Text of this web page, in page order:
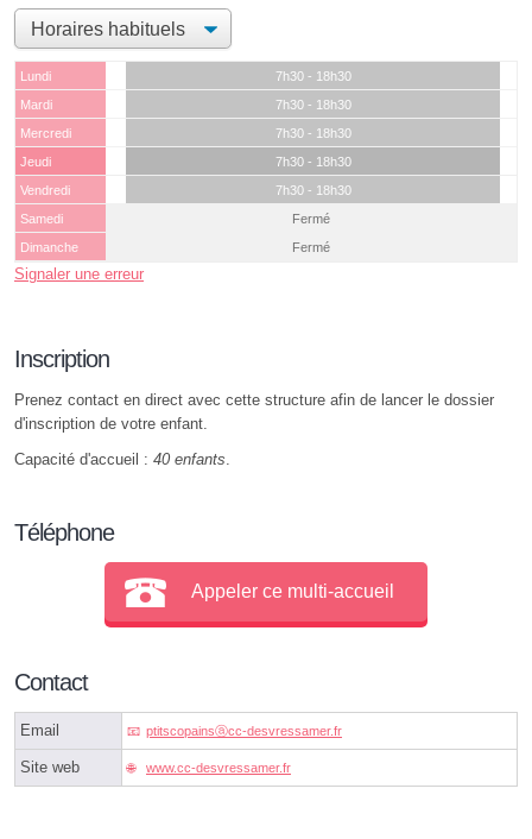
Lundi
7h30 - 18h30
Mardi
7h30 - 18h30
Mercredi
7h30 - 18h30
Jeudi
7h30 - 18h30
Vendredi
7h30 - 18h30
Samedi
Fermé
Dimanche
Fermé
Signaler une erreur
Inscription
Prenez contact en direct avec cette structure afin de lancer le dossier
d'inscription de votre enfant.
Capacité d'accueil : 40 enfants
Téléphone
Appeler ce multi-accueil
Contact
Email ptitscopainsⓐcc-desvressamer.fr
Site web www.cc-desvressamer.fr